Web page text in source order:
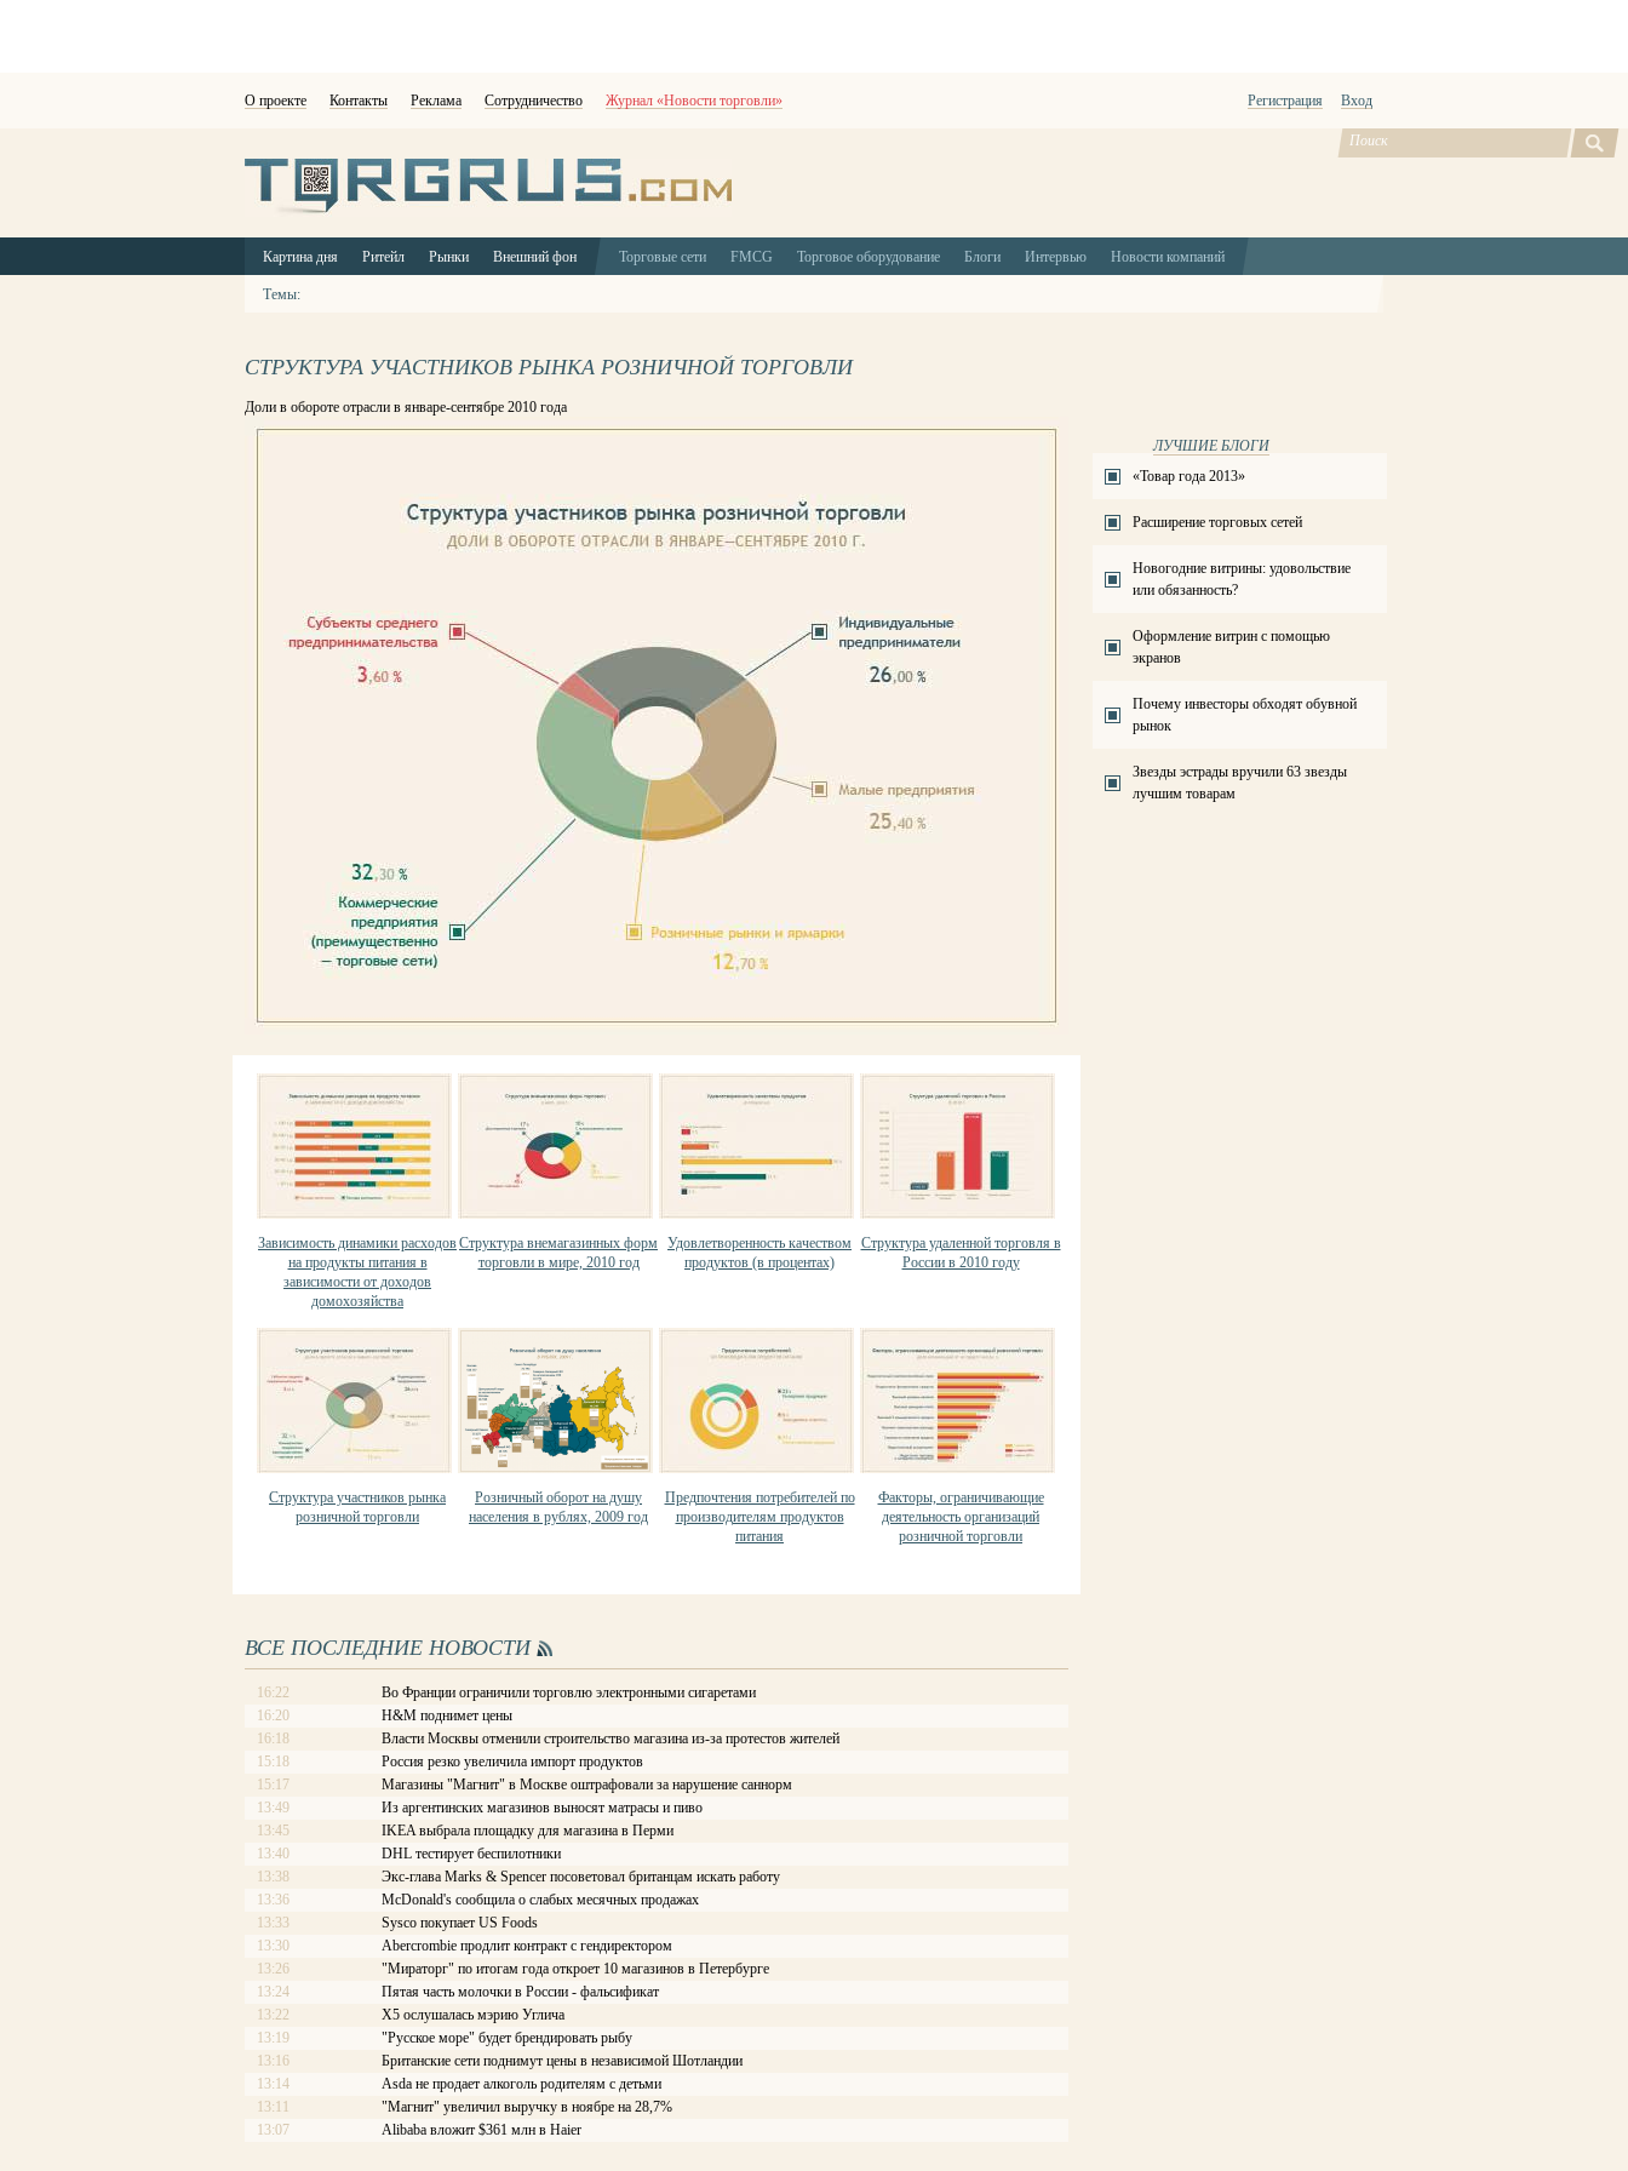
О проекте Контакты Реклама Сотрудничество Журнал «Новости торговли» Регистрация Вход
Картина дня Ритейл Рынки Внешний фон Торговые сети FMCG Торговое оборудование Блоги Интервью Новости компаний
Темы:
СТРУКТУРА УЧАСТНИКОВ РЫНКА РОЗНИЧНОЙ ТОРГОВЛИ
Доли в обороте отрасли в январе-сентябре 2010 года
Зависимость динамики расходов
на продукты питания в
зависимости от доходов
домохозяйства
Структура внемагазинных форм
торговли в мире, 2010 год
Удовлетворенность качеством
продуктов (в процентах)
Структура удаленной торговля в
России в 2010 году
Структура участников рынка
розничной торговли
Розничный оборот на душу
населения в рублях, 2009 год
Предпочтения потребителей по
производителям продуктов
питания
Факторы, ограничивающие
деятельность организаций
розничной торговли
ВСЕ ПОСЛЕДНИЕ НОВОСТИ
16:22
Во Франции ограничили торговлю электронными сигаретами
16:20
H&M поднимет цены
16:18
Власти Москвы отменили строительство магазина из-за протестов жителей
15:18
Россия резко увеличила импорт продуктов
15:17
Магазины "Магнит" в Москве оштрафовали за нарушение саннорм
13:49
Из аргентинских магазинов выносят матрасы и пиво
13:45
IKEA выбрала площадку для магазина в Перми
13:40
DHL тестирует беспилотники
13:38
Экс-глава Marks & Spencer посоветовал британцам искать работу
13:36
McDonald's сообщила о слабых месячных продажах
13:33
Sysco покупает US Foods
13:30
Abercrombie продлит контракт с гендиректором
13:26
"Мираторг" по итогам года откроет 10 магазинов в Петербурге
13:24
Пятая часть молочки в России - фальсификат
13:22
X5 ослушалась мэрию Углича
13:19
"Русское море" будет брендировать рыбу
13:16
Британские сети поднимут цены в независимой Шотландии
13:14
Asda не продает алкоголь родителям с детьми
13:11
"Магнит" увеличил выручку в ноябре на 28,7%
13:07
Alibaba вложит $361 млн в Haier
ЛУЧШИЕ БЛОГИ
«Товар года 2013»
Расширение торговых сетей
Новогодние витрины: удовольствие
или обязанность?
Оформление витрин с помощью
экранов
Почему инвесторы обходят обувной
рынок
Звезды эстрады вручили 63 звезды
лучшим товарам